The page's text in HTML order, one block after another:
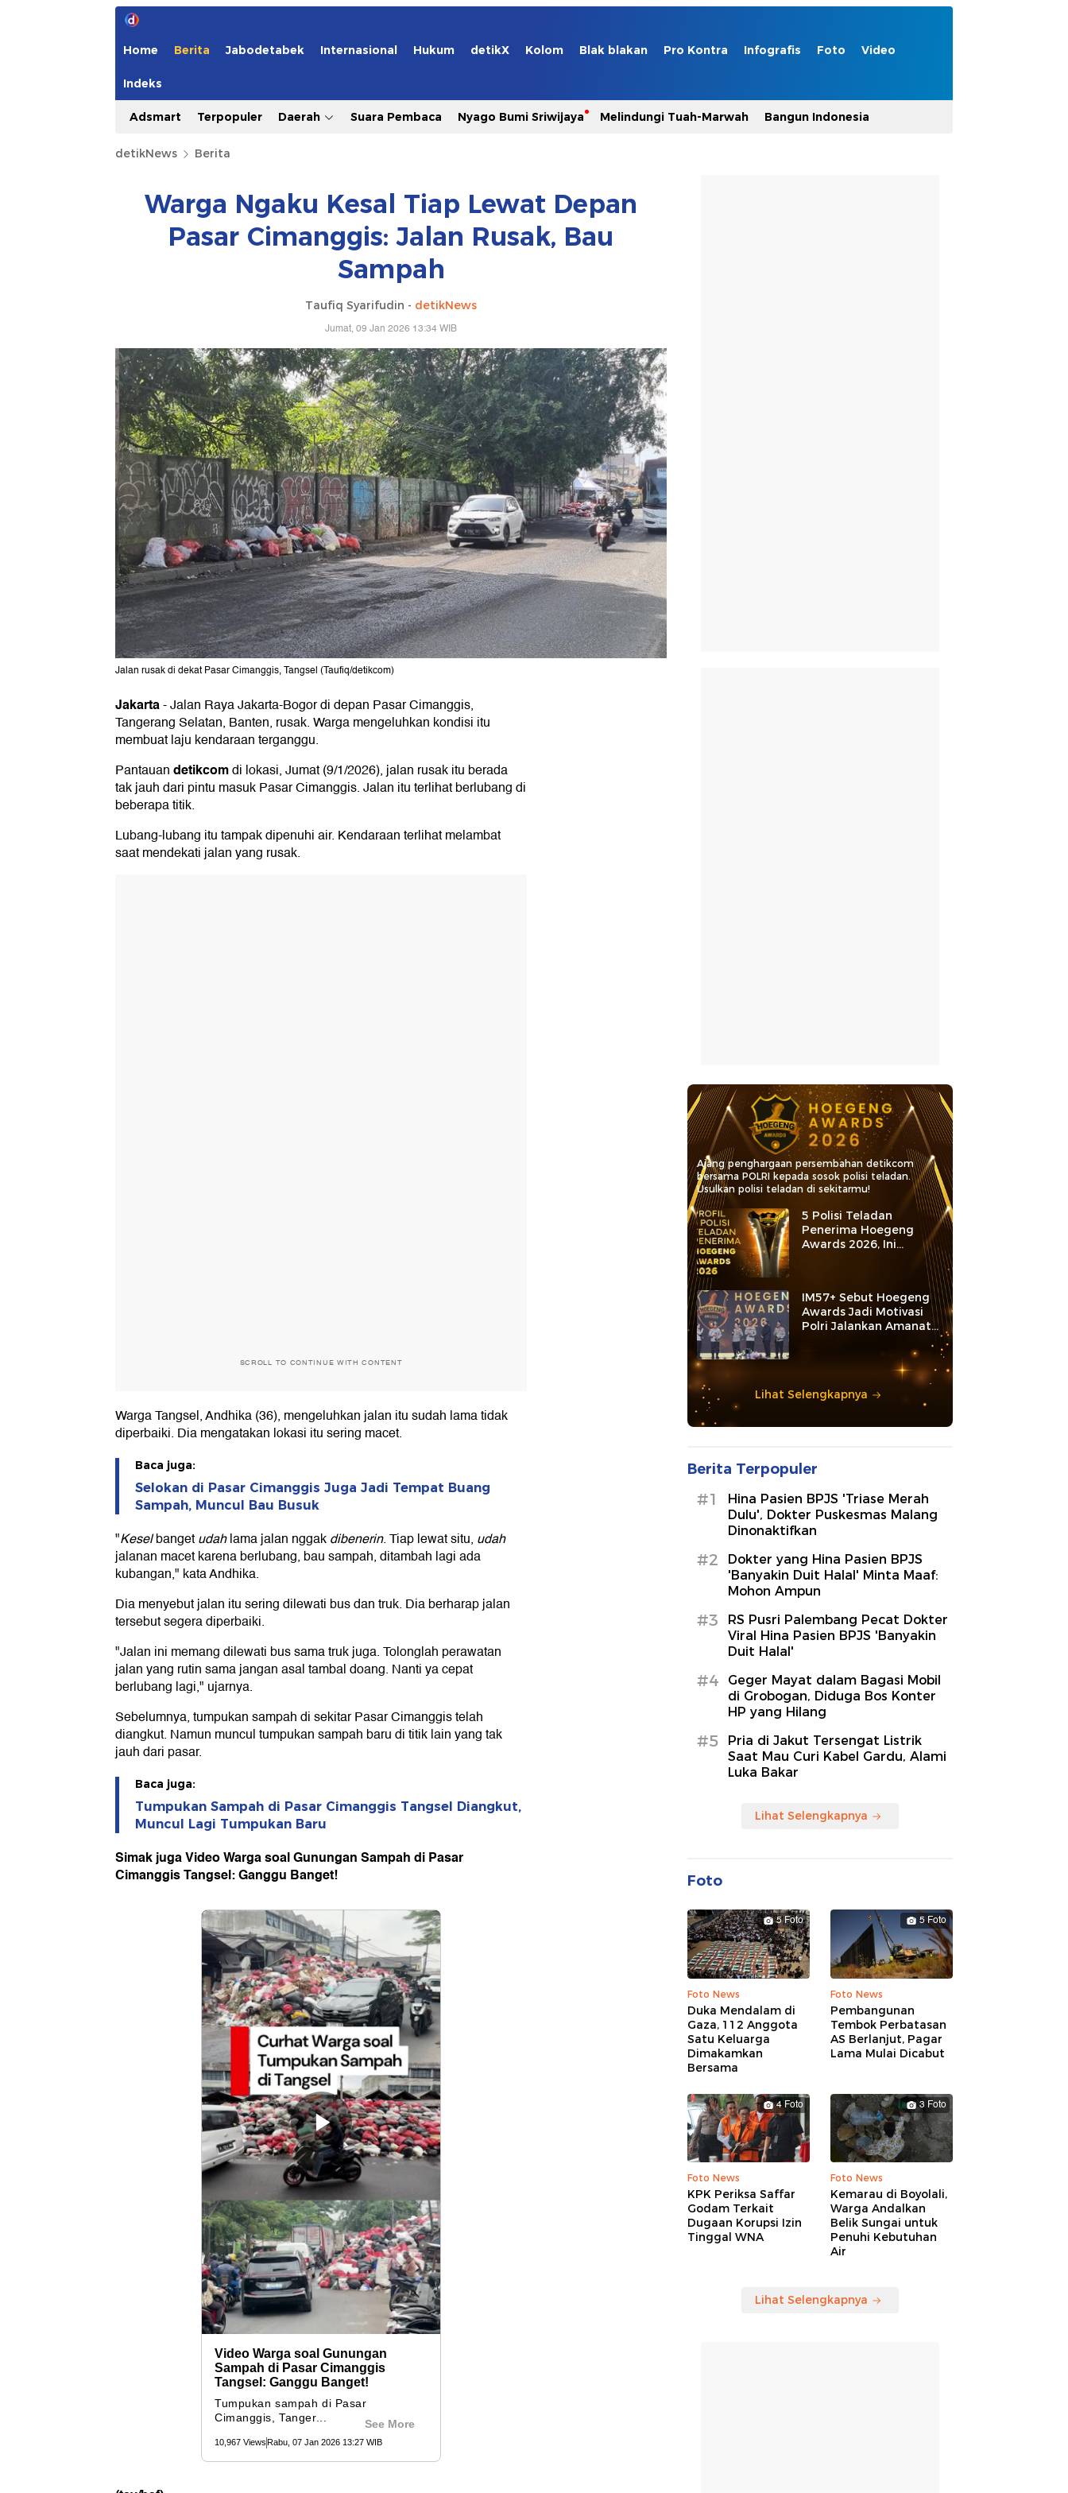
Home Berita Jabodetabek Internasional Hukum detikX Kolom Blak blakan Pro Kontra Infografis Foto Video
Indeks
Adsmart Terpopuler Daerah Suara Pembaca Nyago Bumi Sriwijaya Melindungi Tuah-Marwah Bangun Indonesia
detikNews Berita
Warga Ngaku Kesal Tiap Lewat Depan
Pasar Cimanggis: Jalan Rusak, Bau
Sampah
Taufiq Syarifudin - detikNews
Jumat, 09 Jan 2026 13:34 WIB
Jalan rusak di dekat Pasar Cimanggis, Tangsel (Taufiq/detikcom)
Jakarta-Jalan Raya Jakarta-Bogor di depan Pasar Cimanggis,
Tangerang Selatan, Banten, rusak. Warga mengeluhkan kondisi itu
membuat laju kendaraan terganggu.
Pantauandetikcomdi lokasi, Jumat (9/1/2026), jalan rusak itu berada
tak jauh dari pintu masuk Pasar Cimanggis. Jalan itu terlihat berlubang di
beberapa titik.
Lubang-lubang itu tampak dipenuhi air. Kendaraan terlihat melambat
saat mendekati jalan yang rusak.
SCROLL TO CONTINUE WITH CONTENT
Warga Tangsel, Andhika (36), mengeluhkan jalan itu sudah lama tidak
diperbaiki. Dia mengatakan lokasi itu sering macet.
Baca juga:
Selokan di Pasar Cimanggis Juga Jadi Tempat Buang
Sampah, Muncul Bau Busuk
"Keselbangetudahlama jalan nggakdibenerin. Tiap lewat situ, udah
jalanan macet karena berlubang, bau sampah, ditambah lagi ada
kubangan," kata Andhika.
Dia menyebut jalan itu sering dilewati bus dan truk. Dia berharap jalan
tersebut segera diperbaiki.
"Jalan ini memang dilewati bus sama truk juga. Tolonglah perawatan
jalan yang rutin sama jangan asal tambal doang. Nanti ya cepat
berlubang lagi," ujarnya.
Sebelumnya, tumpukan sampah di sekitar Pasar Cimanggis telah
diangkut. Namun muncul tumpukan sampah baru di titik lain yang tak
jauh dari pasar.
Baca juga:
Tumpukan Sampah di Pasar Cimanggis Tangsel Diangkut,
Muncul Lagi Tumpukan Baru
Simak juga Video Warga soal Gunungan Sampah di Pasar
Cimanggis Tangsel: Ganggu Banget!
Ajang penghargaan persembahan detikcom
bersama POLRI kepada sosok polisi teladan.
Usulkan polisi teladan di sekitarmu!
5 Polisi Teladan
Penerima Hoegeng
Awards 2026, Ini
Kategori dan Kiprahnya
IM57+ Sebut Hoegeng
Awards Jadi Motivasi
Polri Jalankan Amanat
Lihat Selengkapnya
Berita Terpopuler
#1
Hina Pasien BPJS 'Triase Merah
Dulu', Dokter Puskesmas Malang
Dinonaktifkan
#2
Dokter yang Hina Pasien BPJS
'Banyakin Duit Halal' Minta Maaf:
Mohon Ampun
#3
RS Pusri Palembang Pecat Dokter
Viral Hina Pasien BPJS 'Banyakin
Duit Halal'
#4
Geger Mayat dalam Bagasi Mobil
di Grobogan, Diduga Bos Konter
HP yang Hilang
#5
Pria di Jakut Tersengat Listrik
Saat Mau Curi Kabel Gardu, Alami
Luka Bakar
Lihat Selengkapnya
Foto
5 Foto
Foto News
Duka Mendalam di
Gaza, 112 Anggota
Satu Keluarga
Dimakamkan
Bersama
5 Foto
Foto News
Pembangunan
Tembok Perbatasan
AS Berlanjut, Pagar
Lama Mulai Dicabut
4 Foto
Foto News
KPK Periksa Saffar
Godam Terkait
Dugaan Korupsi Izin
Tinggal WNA
3 Foto
Foto News
Kemarau di Boyolali,
Warga Andalkan
Belik Sungai untuk
Penuhi Kebutuhan
Air
Lihat Selengkapnya